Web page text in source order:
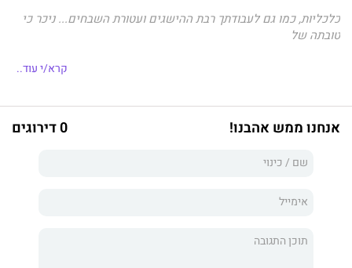
כלכליות, כמו גם לעבודתך רבת ההישגים ועטורת השבחים... ניכר כי
טובתה של
מדינת ישראל, כלכלתה ושגשוגה נמצאים בראש מעייניך. היה ברוך".
אכן, כלכלה
חופשית ודמוקרטיה אמיתית צועדות יד ביד, והן גם יובילו לשלום
שמעון פרס, נשיא המדינה לשעבר
קרא/י עוד..
אנחנו ממש אהבנו! 0 דירוגים